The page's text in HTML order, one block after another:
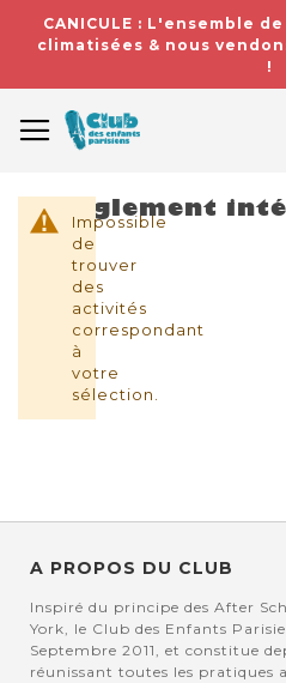
CANICULE : L'ensemble
climatisées & nous
!
Règlement
Impossible
de
trouver
des
activités
correspondant
à
votre
sélection.
A PROPOS DU CLUB
Inspiré du principe des After
York, le Club des Enfants
Septembre 2011, et constitue
réunissant toutes les pratiques